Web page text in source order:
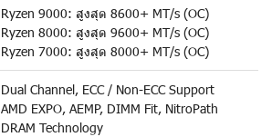
Ryzen 9000: สูงสุด 8600+ MT/s (OC)
Ryzen 8000: สูงสุด 9600+ MT/s (OC)
Ryzen 7000: สูงสุด 8000+ MT/s (OC)
Dual Channel, ECC / Non-ECC Support
AMD EXPO, AEMP, DIMM Fit, NitroPath
DRAM Technology